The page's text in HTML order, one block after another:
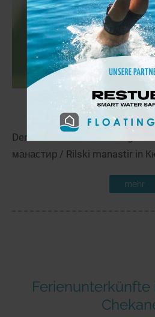
Gorno Ribno
Der Gorno Ribno Ezero liegt in
манастир / Rilski manastir in
mehr